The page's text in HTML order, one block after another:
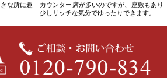
な所に趣
カウンター席が多いのですが、座敷もあり
少しリッチな気分でゆったりできます。